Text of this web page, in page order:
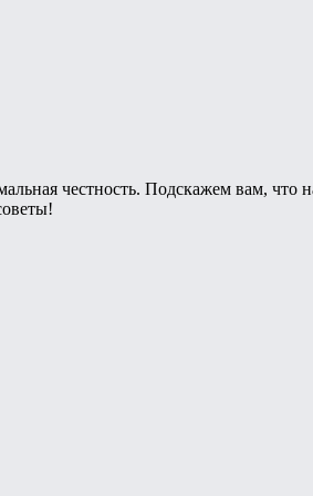
честность. Подскажем вам, что